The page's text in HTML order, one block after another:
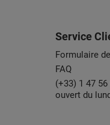
Service
Formulaire
FAQ
(+33) 1 47
ouvert du